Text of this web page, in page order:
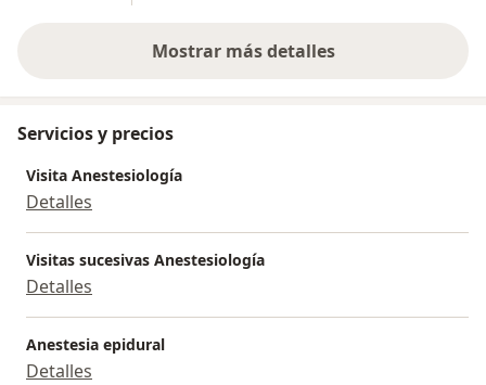
Mostrar más detalles
sobre la experiencia
Servicios y precios
Visita Anestesiología
Detalles
Visitas sucesivas Anestesiología
Detalles
Anestesia epidural
Detalles